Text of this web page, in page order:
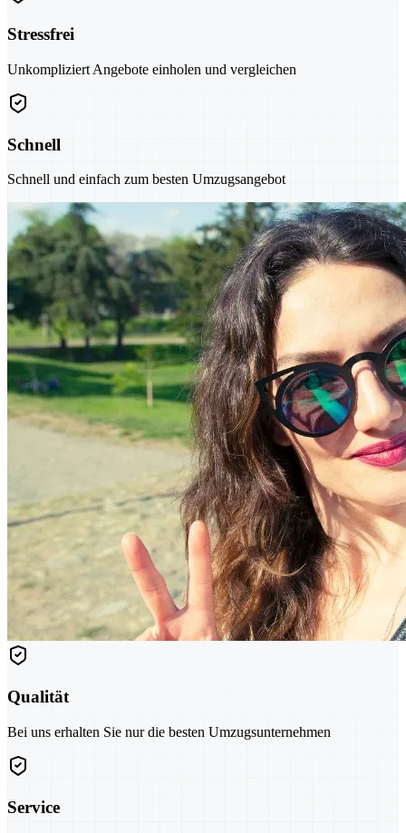
Stressfrei
Unkompliziert Angebote einholen und vergleichen
Schnell
Schnell und einfach zum besten Umzugsangebot
Qualität
Bei uns erhalten Sie nur die besten Umzugsunternehmen
Service